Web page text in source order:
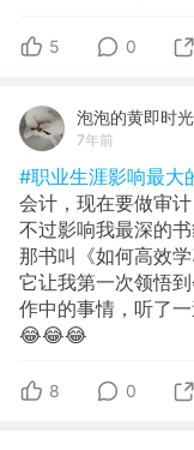
5 0
泡泡的黄即时光
7年前
#职业生涯影响最大
会计，现在要做审计
不过影响我最深的
那书叫《如何高效学
它让我第一次领悟
作中的事情，听了
😂😂😂
8 0